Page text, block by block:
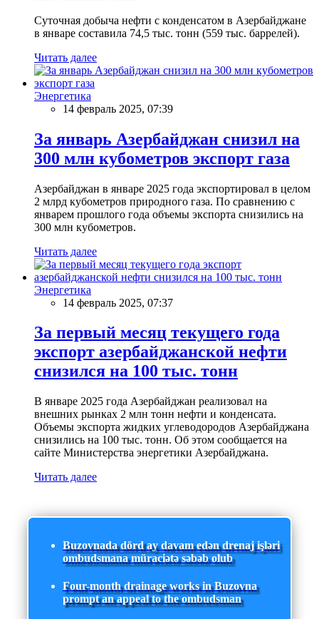
Суточная добыча нефти с конденсатом в Азербайджане
в январе составила 74,5 тыс. тонн (559 тыс. баррелей).
Читать далее
Энергетика
14 февраль 2025, 07:39
За январь Азербайджан снизил на
300 млн кубометров экспорт газа
Азербайджан в январе 2025 года экспортировал в целом
2 млрд кубометров природного газа. По сравнению с
январем прошлого года объемы экспорта снизились на
300 млн кубометров.
Читать далее
Энергетика
14 февраль 2025, 07:37
За первый месяц текущего года
экспорт азербайджанской нефти
снизился на 100 тыс. тонн
В январе 2025 года Азербайджан реализовал на
внешних рынках 2 млн тонн нефти и конденсата.
Объемы экспорта жидких углеводородов Азербайджана
снизились на 100 тыс. тонн. Об этом сообщается на
сайте Министерства энергетики Азербайджана.
Читать далее
Buzovnada dörd ay davam edən drenaj işləri
ombudsmana müraciətə səbəb olub
Four-month drainage works in Buzovna
prompt an appeal to the ombudsman